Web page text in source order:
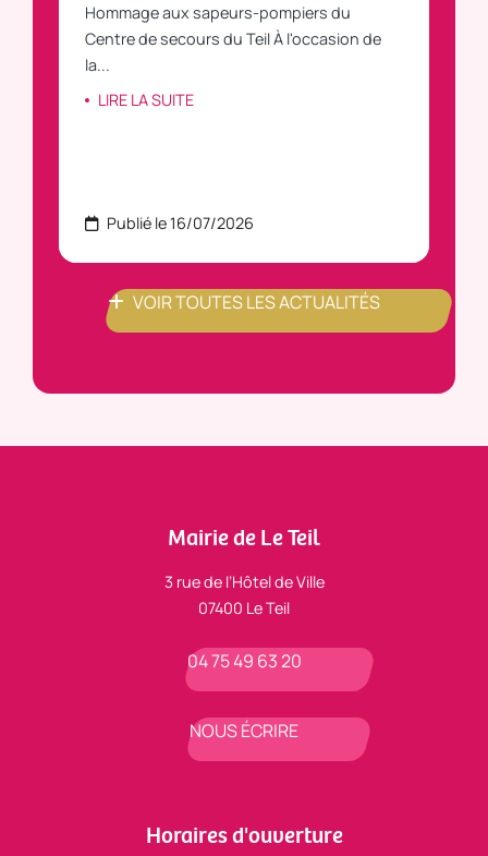
Hommage aux sapeurs-pompiers du
Centre de secours du Teil À l'occasion de
la...
LIRE LA SUITE
Publié le 16/07/2026
VOIR TOUTES LES ACTUALITÉS
Mairie de Le Teil
3 rue de l’Hôtel de Ville
07400 Le Teil
04 75 49 63 20
NOUS ÉCRIRE
Horaires d'ouverture